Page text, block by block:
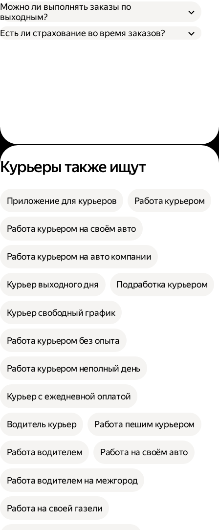
Можно ли выполнять заказы по
выходным?
Есть ли страхование во время заказов?
Курьеры также ищут
Приложение для курьеров Работа курьером
Работа курьером на своём авто
Работа курьером на авто компании
Курьер выходного дня Подработка курьером
Курьер свободный график
Работа курьером без опыта
Работа курьером неполный день
Курьер с ежедневной оплатой
Водитель курьер Работа пешим курьером
Работа водителем Работа на своём авто
Работа водителем на межгород
Работа на своей газели